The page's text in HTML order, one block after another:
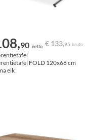
90 netto € 133,95 bruto
FOLD 120x68 cm
eik